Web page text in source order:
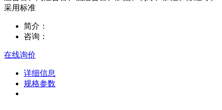
采用标准
简介：
咨询：
在线询价
详细信息
规格参数